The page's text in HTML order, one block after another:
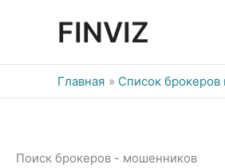
FINVIZ
Главная Список
Поиск брокеров - мошенников